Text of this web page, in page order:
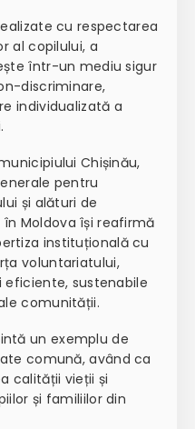
cu respectarea
al copilului, a
într-un mediu sigur
discriminare,
individualizată a
Chișinău,
pentru
și alături de
Moldova își reafirmă
instituțională cu
voluntariatului,
sustenabile
comunității.
un exemplu de
comună, având ca
calității vieții și
și familiilor din